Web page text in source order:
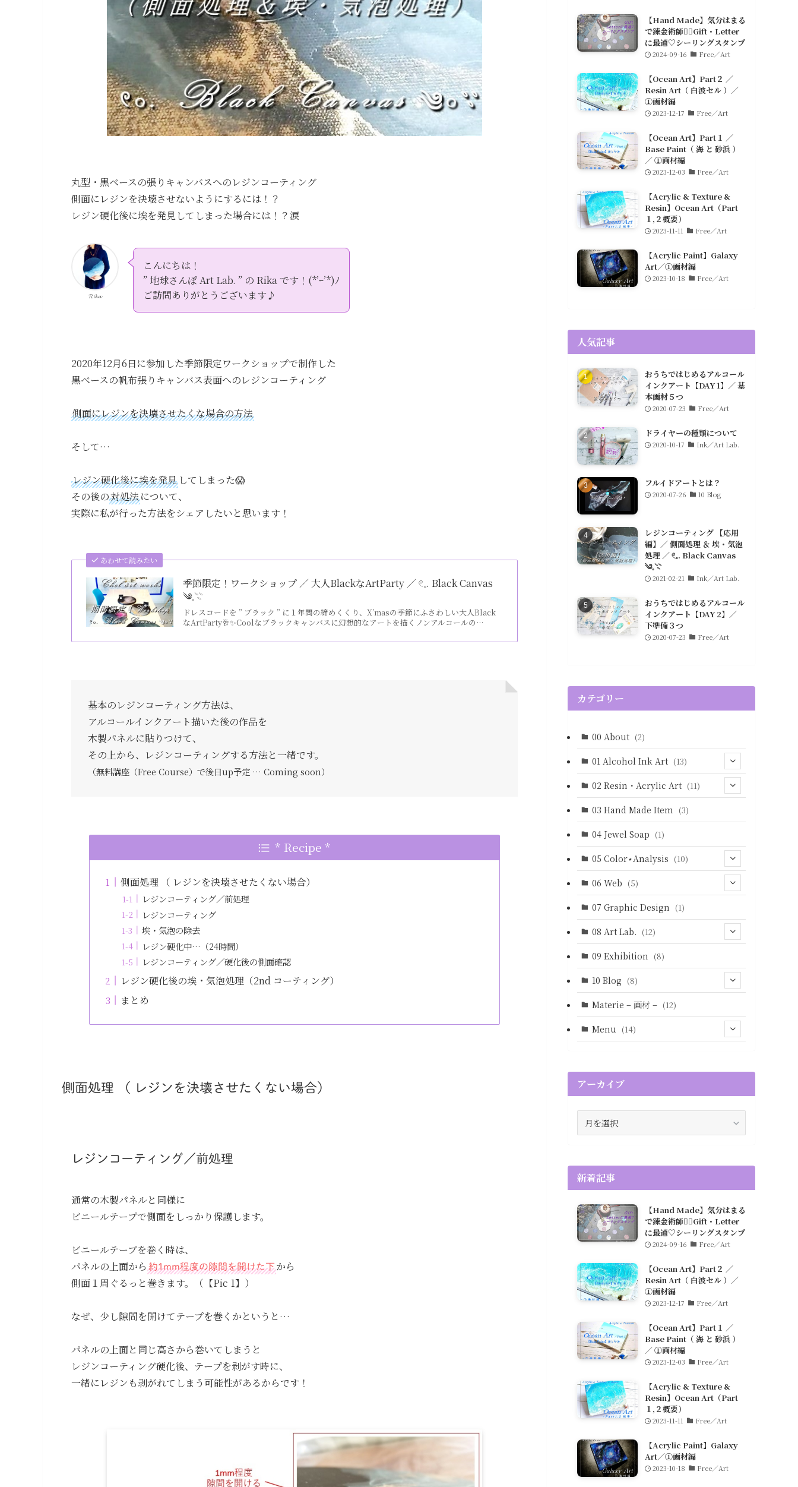
丸型・黒ベースの張りキャンバスへのレジンコーティング
側面にレジンを決壊させないようにするには！？
レジン硬化後に埃を発見してしまった場合には！？涙
𝓡𝓲𝓴𝓪
こんにちは！
” 地球さんぽ Art Lab. ” の Rika です！(*’ｰ’*)ﾉ
ご訪問ありがとうございます♪
2020年12月6日に参加した季節限定ワークショップで制作した
黒ベースの帆布張りキャンバス表面へのレジンコーティング
側面にレジンを決壊させたくな場合の方法
そして…
レジン硬化後に埃を発見 してしまった😱
その後の対処法について、
実際に私が行った方法をシェアしたいと思います！
あわせて読みたい
季節限定！ワークショップ ／ 大人BlackなArtParty ／ 𓏲𓈒. Black Canvas
༄𓈒𓇢
ドレスコードを ” ブラック ” に１年間の締めくくり、X’masの季節にふさわしい大人Black
なArtParty🥂✨Coolなブラックキャンバスに幻想的なアートを描くノンアルコールの…
基本のレジンコーティング方法は、
アルコールインクアート描いた後の作品を
木製パネルに貼りつけて、
その上から、レジンコーティングする方法と一緒です。
（無料講座（Free Course）で後日up予定 … Coming soon）
* Recipe *
側面処理 （ レジンを決壊させたくない場合）
レジンコーティング／前処理
レジンコーティング
埃・気泡の除去
レジン硬化中…（24時間）
レジンコーティング／硬化後の側面確認
レジン硬化後の埃・気泡処理（2nd コーティング）
まとめ
側面処理 （ レジンを決壊させたくない場合）
レジンコーティング／前処理
通常の木製パネルと同様に
ビニールテープで側面をしっかり保護します。
ビニールテープを巻く時は、
パネルの上面から 約1mm程度の隙間を開けた下から
側面１周ぐるっと巻きます。（【Pic 1】）
なぜ、少し隙間を開けてテープを巻くかというと…
パネルの上面と同じ高さから巻いてしまうと
レジンコーティング硬化後、テープを剥がす時に、
一緒にレジンも剥がれてしまう可能性があるからです！
【Hand Made】気分はまる
で錬金術師🧙‍♀️Gift・Letter
に最適♡シーリングスタンプ
2024-09-16 Free／Art
【Ocean Art】Part２ ／
Resin Art（ 白波セル ）／
①画材編
2023-12-17 Free／Art
【Ocean Art】Part１ ／
Base Paint（ 海 と 砂浜 ）
／ ①画材編
2023-12-03 Free／Art
【Acrylic & Texture &
Resin】Ocean Art（Part
１,２概要）
2023-11-11 Free／Art
【Acrylic Paint】Galaxy
Art／①画材編
2023-10-18 Free／Art
人気記事
おうちではじめるアルコール
インクアート【DAY 1】／ 基
本画材５つ
2020-07-23 Free／Art
ドライヤーの種類について
2020-10-17 Ink／Art Lab.
フルイドアートとは？
2020-07-26 10 Blog
レジンコーティング 【応用
編】／ 側面処理 ＆ 埃・気泡
処理 ／ 𓏲𓈒. Black Canvas
༄𓈒𓇢
2021-02-21 Ink／Art Lab.
おうちではじめるアルコール
インクアート【DAY 2】／
下準備３つ
2020-07-23 Free／Art
カテゴリー
00 About (2)
01 Alcohol Ink Art (13)
(4)
(5)
(2)
02 Resin・Acrylic Art (11)
(3)
(3)
(3)
03 Hand Made Item (3)
04 Jewel Soap (1)
05 Color⋆Analysis (10)
06 Web (5)
(4)
(5)
07 Graphic Design (1)
08 Art Lab. (12)
(7)
(4)
09 Exhibition (8)
10 Blog (8)
(5)
Materie – 画材 – (12)
Menu (14)
(12)
(1)
(1)
アーカイブ
ブ
新着記事
【Hand Made】気分はまる
で錬金術師🧙‍♀️Gift・Letter
に最適♡シーリングスタンプ
2024-09-16 Free／Art
【Ocean Art】Part２ ／
Resin Art（ 白波セル ）／
①画材編
2023-12-17 Free／Art
【Ocean Art】Part１ ／
Base Paint（ 海 と 砂浜 ）
／ ①画材編
2023-12-03 Free／Art
【Acrylic & Texture &
Resin】Ocean Art（Part
１,２概要）
2023-11-11 Free／Art
【Acrylic Paint】Galaxy
Art／①画材編
2023-10-18 Free／Art